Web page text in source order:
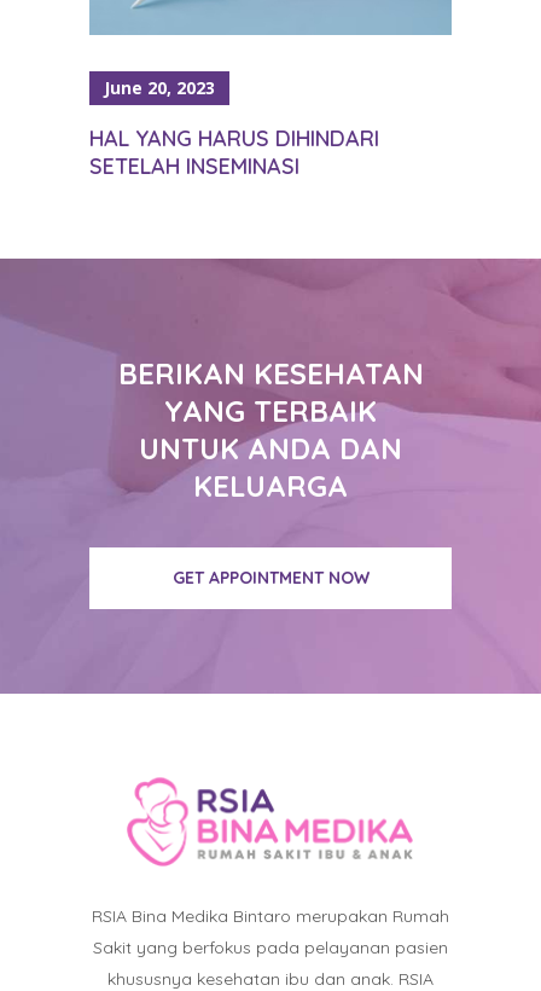
June 20, 2023
HAL YANG HARUS DIHINDARI
SETELAH INSEMINASI
BERIKAN KESEHATAN
YANG TERBAIK
UNTUK ANDA DAN
KELUARGA
GET APPOINTMENT NOW
RSIA Bina Medika Bintaro merupakan Rumah
Sakit yang berfokus pada pelayanan pasien
khususnya kesehatan ibu dan anak. RSIA